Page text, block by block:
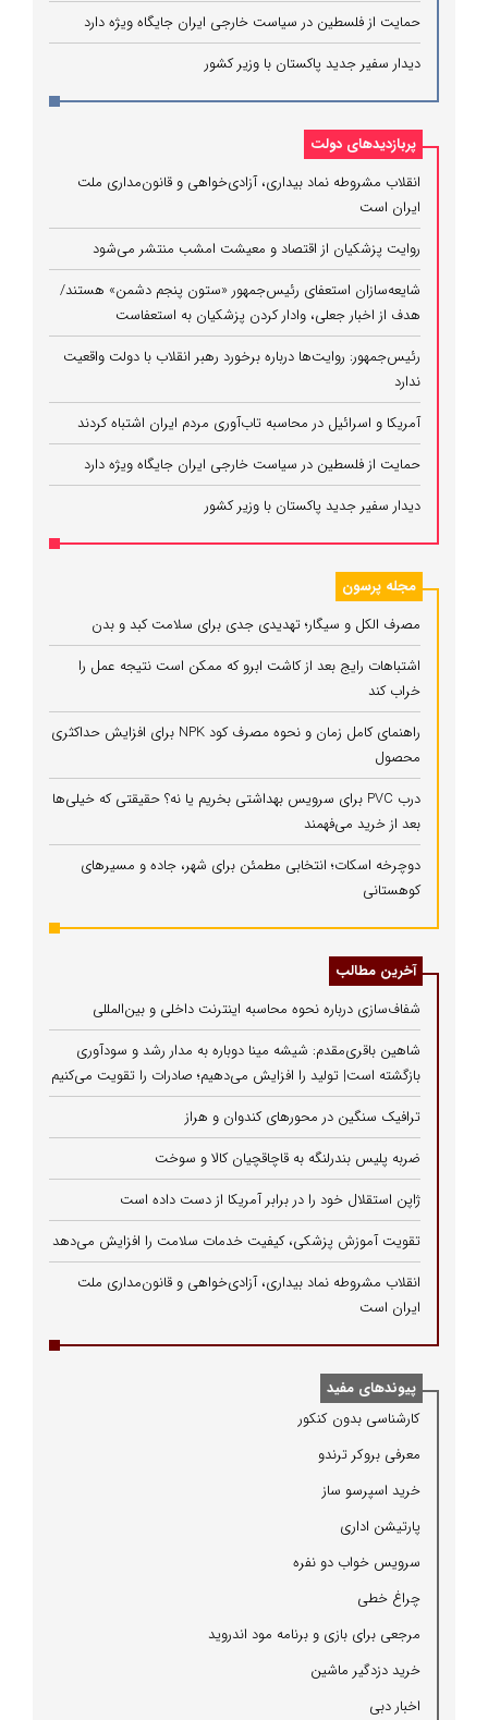
حمایت از فلسطین در سیاست خارجی ایران جایگاه ویژه دارد
دیدار سفیر جدید پاکستان با وزیر کشور
پربازدیدهای دولت
انقلاب مشروطه نماد بیداری، آزادی‌خواهی و قانون‌مداری ملت
ایران است
روایت پزشکیان از اقتصاد و معیشت امشب منتشر می‌شود
شایعه‌سازان استعفای رئیس‌جمهور «ستون پنجم دشمن» هستند/
هدف از اخبار جعلی، وادار کردن پزشکیان به استعفاست
رئیس‌جمهور: روایت‌ها درباره برخورد رهبر انقلاب با دولت واقعیت
ندارد
آمریکا و اسرائیل در محاسبه تاب‌آوری مردم ایران اشتباه کردند
حمایت از فلسطین در سیاست خارجی ایران جایگاه ویژه دارد
دیدار سفیر جدید پاکستان با وزیر کشور
مجله پرسون
مصرف الکل و سیگار؛ تهدیدی جدی برای سلامت کبد و بدن
اشتباهات رایج بعد از کاشت ابرو که ممکن است نتیجه عمل را
خراب کند
راهنمای کامل زمان و نحوه مصرف کود NPK برای افزایش حداکثری
محصول
درب PVC برای سرویس بهداشتی بخریم یا نه؟ حقیقتی که خیلی‌ها
بعد از خرید می‌فهمند
دوچرخه اسکات؛ انتخابی مطمئن برای شهر، جاده و مسیرهای
کوهستانی
آخرین مطالب
شفاف‌سازی درباره نحوه محاسبه اینترنت داخلی و بین‌المللی
شاهین باقری‌مقدم: شیشه مینا دوباره به مدار رشد و سودآوری
بازگشته است| تولید را افزایش می‌دهیم؛ صادرات را تقویت می‌کنیم
ترافیک سنگین در محورهای کندوان و هراز
ضربه پلیس بندرلنگه به قاچاقچیان کالا و سوخت
ژاپن استقلال خود را در برابر آمریکا از دست داده است
تقویت آموزش پزشکی، کیفیت خدمات سلامت را افزایش می‌دهد
انقلاب مشروطه نماد بیداری، آزادی‌خواهی و قانون‌مداری ملت
ایران است
پیوندهای مفید
كارشناسی بدون كنكور
معرفی بروكر ترندو
خرید اسپرسو ساز
پارتیشن اداری
سرویس خواب دو نفره
چراغ خطی
مرجعی برای بازی و برنامه مود اندروید
خرید دزدگیر ماشین
اخبار دبی